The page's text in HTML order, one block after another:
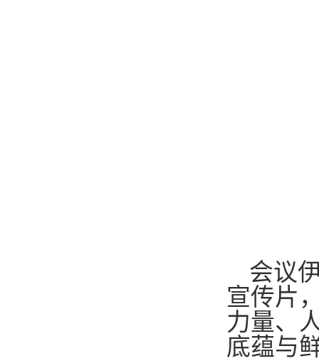
会议
宣传片
力量、
底蕴与